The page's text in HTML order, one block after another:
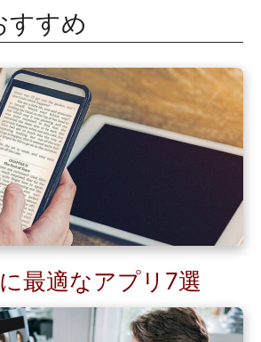
すすめ
最適なアプリ7選